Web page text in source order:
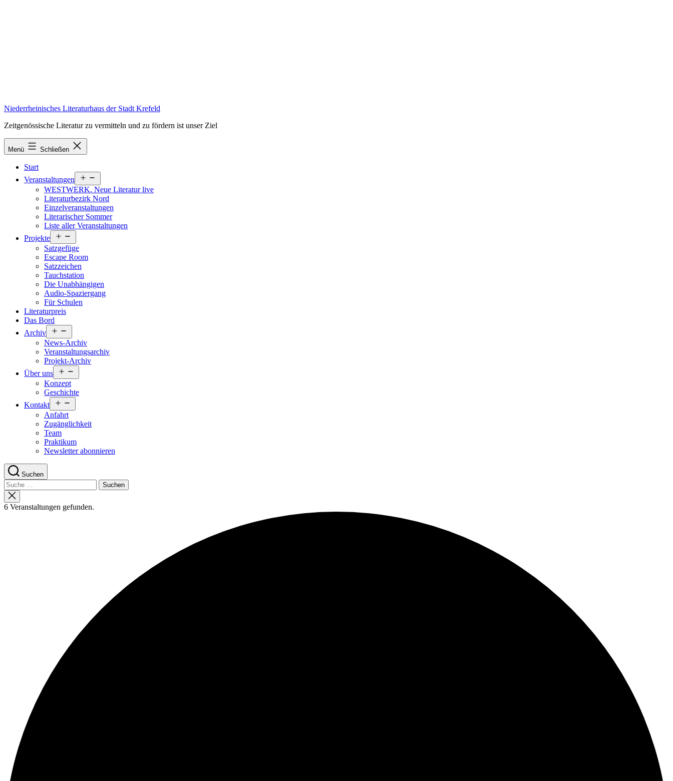
Niederrheinisches Literaturhaus der Stadt Krefeld
Zeitgenössische Literatur zu vermitteln und zu fördern ist unser Ziel
Menü Schließen
Start
Veranstaltungen
öffnen
WESTWERK. Neue Literatur live
Literaturbezirk Nord
Einzelveranstaltungen
Literarischer Sommer
Liste aller Veranstaltungen
Projekte
öffnen
Satzgefüge
Escape Room
Satzzeichen
Tauchstation
Die Unabhängigen
Audio-Spaziergang
Für Schulen
Literaturpreis
Das Bord
Archiv
öffnen
News-Archiv
Veranstaltungsarchiv
Projekt-Archiv
Über uns
öffnen
Konzept
Geschichte
Kontakt
öffnen
Anfahrt
Zugänglichkeit
Team
Praktikum
Newsletter abonnieren
Suchen
Suche
nach:
Suche
schließen
6 Veranstaltungen gefunden.